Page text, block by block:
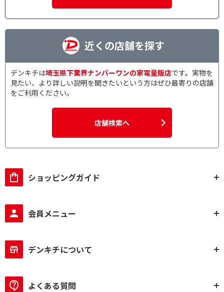
近くの店舗を探す
デンキチは埼玉県下業界ナンバーワンの家電量販店です。実物を
見たい、より詳しい説明を聞きたいという方はぜひ最寄りの店舗
をご利用ください。
店舗検索へ
ショッピングガイド
会員メニュー
デンキチについて
よくある質問